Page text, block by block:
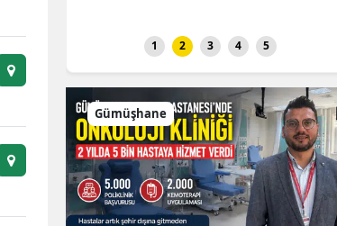
1 2 3 4 5
Gümüşhane